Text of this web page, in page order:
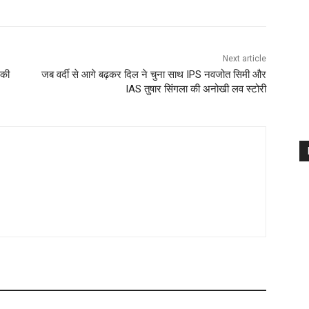
Next article
जब वर्दी से आगे बढ़कर दिल ने चुना साथ IPS नवजोत सिमी और
IAS तुषार सिंगला की अनोखी लव स्टोरी